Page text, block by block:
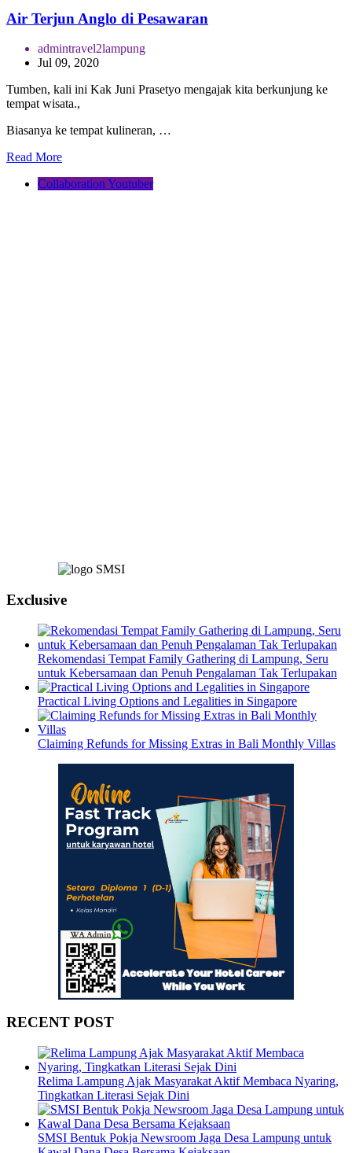
Air Terjun Anglo di Pesawaran
admintravel2lampung
Jul 09, 2020
Tumben, kali ini Kak Juni Prasetyo mengajak kita berkunjung ke
tempat wisata.,
Biasanya ke tempat kulineran, …
Read More
Collaboration Youtuber
Exclusive
Rekomendasi Tempat Family Gathering di Lampung, Seru
untuk Kebersamaan dan Penuh Pengalaman Tak Terlupakan
Practical Living Options and Legalities in Singapore
Claiming Refunds for Missing Extras in Bali Monthly Villas
RECENT POST
Relima Lampung Ajak Masyarakat Aktif Membaca Nyaring,
Tingkatkan Literasi Sejak Dini
SMSI Bentuk Pokja Newsroom Jaga Desa Lampung untuk